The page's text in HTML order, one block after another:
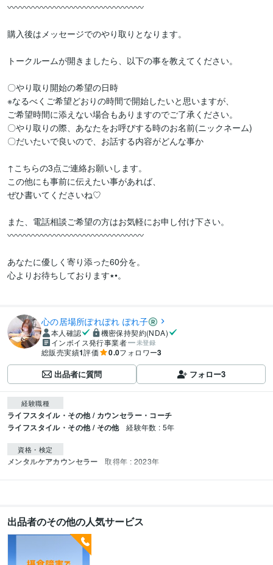
︎〰︎〰︎〰︎〰︎︎〰︎〰︎〰︎〰︎︎〰︎〰︎〰︎〰︎︎〰︎〰︎〰︎〰︎
購入後はメッセージでのやり取りとなります。
トークルームが開きましたら、以下の事を教えてください。
〇やり取り開始の希望の日時
※なるべくご希望どおりの時間で開始したいと思いますが、
ご希望時間に添えない場合もありますのでご了承ください。
〇やり取りの際、あなたをお呼びする時のお名前(ニックネーム)
〇だいたいで良いので、お話する内容がどんな事か
↑こちらの3点ご連絡お願いします。
この他にも事前に伝えたい事があれば、
ぜひ書いてくださいね♡
また、電話相談ご希望の方はお気軽にお申し付け下さい。
︎〰︎〰︎〰︎〰︎︎〰︎〰︎〰︎〰︎︎〰︎〰︎〰︎〰︎︎〰︎〰︎〰︎〰︎︎
あなたに優しく寄り添った60分を。
心よりお待ちしております٭•。
心の居場所ぽれぽれ ぽれ子
本人確認
機密保持契約(NDA)
インボイス発行事業者
未登録
総販売実績1評価 0.0フォロワー3
出品者に質問 フォロー3
経験職種
ライフスタイル・その他 / カウンセラー・コーチ
ライフスタイル・その他 / その他
経験年数 : 5年
資格・検定
メンタルケアカウンセラー 取得年 : 2023年
出品者のその他の人気サービス